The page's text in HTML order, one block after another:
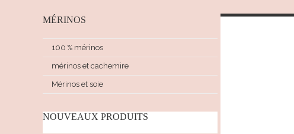
MÉRINOS
100 % mérinos
mérinos et cachemire
Mérinos et soie
NOUVEAUX PRODUITS